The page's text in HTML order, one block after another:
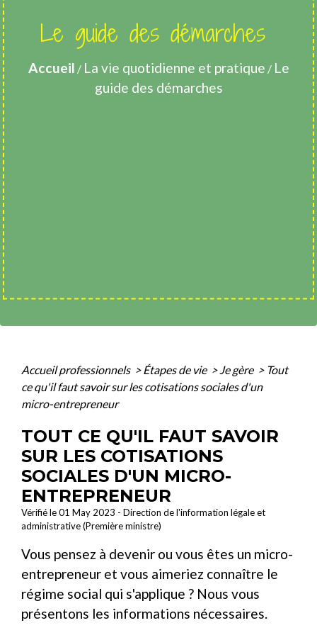
Le guide des démarches
Accueil / La vie quotidienne et pratique / Le
guide des démarches
Accueil professionnels > Étapes de vie > Je gère > Tout
ce qu'il faut savoir sur les cotisations sociales d'un
micro-entrepreneur
TOUT CE QU'IL FAUT SAVOIR
SUR LES COTISATIONS
SOCIALES D'UN MICRO-
ENTREPRENEUR
Vérifié le 01 May 2023 - Direction de l'information légale et
administrative (Première ministre)
Vous pensez à devenir ou vous êtes un micro-
entrepreneur et vous aimeriez connaître le
régime social qui s'applique ? Nous vous
présentons les informations nécessaires.